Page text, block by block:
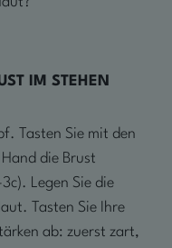
IM STEHEN
Tasten Sie mit den
die Brust
Legen Sie die
Tasten Sie Ihre
ab: zuerst zart,